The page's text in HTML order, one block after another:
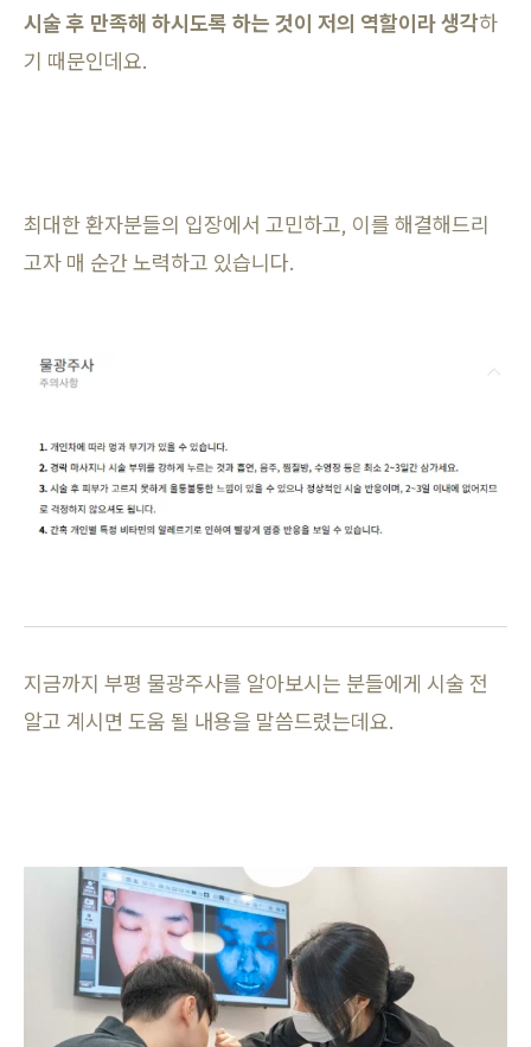
시술 후 만족해 하시도록 하는 것이 저의 역할이라 생각하
기 때문인데요.
최대한 환자분들의 입장에서 고민하고, 이를 해결해드리
고자 매 순간 노력하고 있습니다.
지금까지 부평 물광주사를 알아보시는 분들에게 시술 전
알고 계시면 도움 될 내용을 말씀드렸는데요.